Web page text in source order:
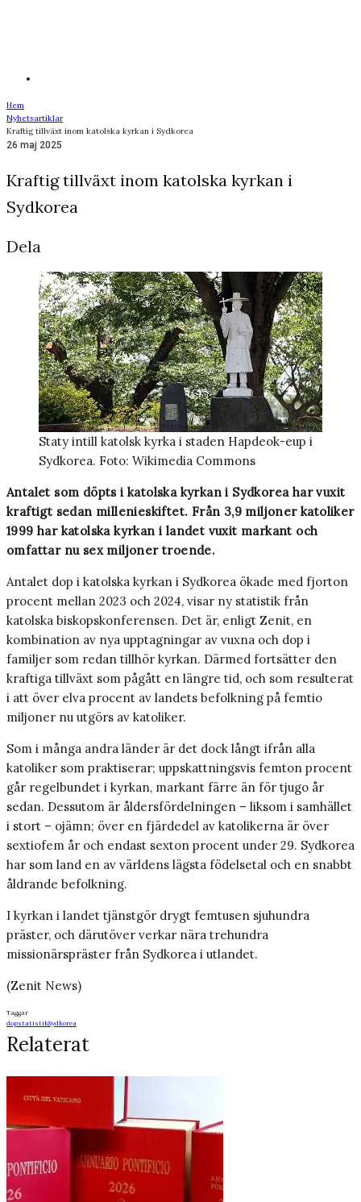
Hem
Nyhetsartiklar
Kraftig tillväxt inom katolska kyrkan i Sydkorea
26 maj 2025
Kraftig tillväxt inom katolska kyrkan i
Sydkorea
Dela
Staty intill katolsk kyrka i staden Hapdeok-eup i
Sydkorea. Foto: Wikimedia Commons
Antalet som döpts i katolska kyrkan i Sydkorea har vuxit
kraftigt sedan millenieskiftet. Från 3,9 miljoner katoliker
1999 har katolska kyrkan i landet vuxit markant och
omfattar nu sex miljoner troende.
Antalet dop i katolska kyrkan i Sydkorea ökade med fjorton
procent mellan 2023 och 2024, visar ny statistik från
katolska biskopskonferensen. Det är, enligt Zenit, en
kombination av nya upptagningar av vuxna och dop i
familjer som redan tillhör kyrkan. Därmed fortsätter den
kraftiga tillväxt som pågått en längre tid, och som resulterat
i att över elva procent av landets befolkning på femtio
miljoner nu utgörs av katoliker.
Som i många andra länder är det dock långt ifrån alla
katoliker som praktiserar; uppskattningsvis femton procent
går regelbundet i kyrkan, markant färre än för tjugo år
sedan. Dessutom är åldersfördelningen – liksom i samhället
i stort – ojämn; över en fjärdedel av katolikerna är över
sextiofem år och endast sexton procent under 29. Sydkorea
har som land en av världens lägsta födelsetal och en snabbt
åldrande befolkning.
I kyrkan i landet tjänstgör drygt femtusen sjuhundra
präster, och därutöver verkar nära trehundra
missionärspräster från Sydkorea i utlandet.
(Zenit News)
Taggar
dopstatistikSydkorea
Relaterat